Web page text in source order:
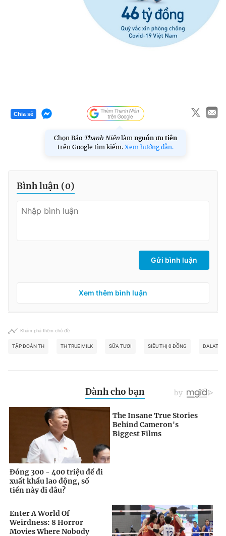
Chia sẻ
Chọn Báo Thanh Niên làm nguồn ưu tiên
trên Google tìm kiếm. Xem hướng dẫn.
Bình luận (0)
Gửi bình luận
Xem thêm bình luận
Khám phá thêm chủ đề
TẬP ĐOÀN TH TH TRUE MILK SỮA TƯƠI SIÊU THỊ 0 ĐỒNG